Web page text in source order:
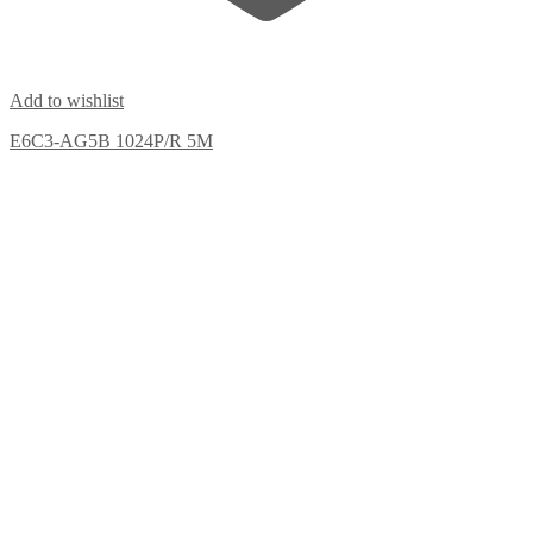
Add to wishlist
E6C3-AG5B 1024P/R 5M